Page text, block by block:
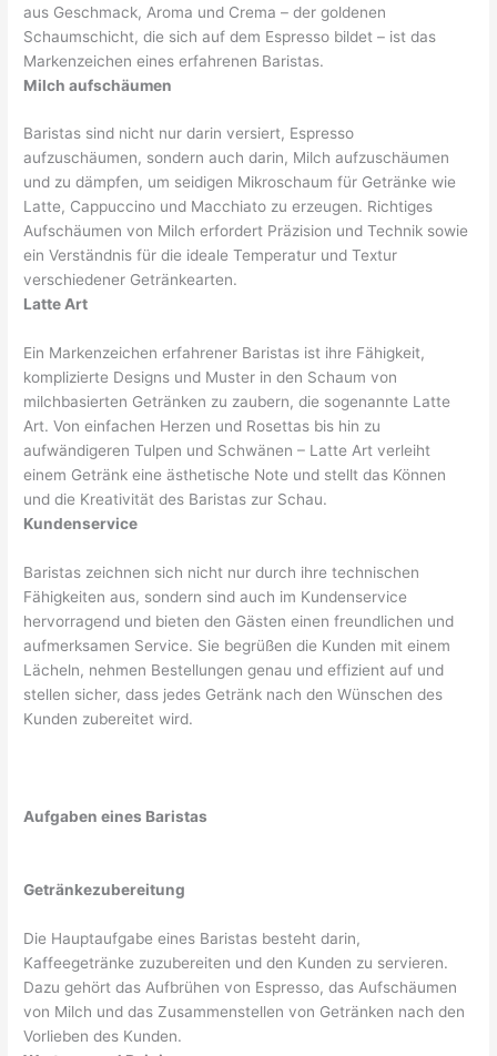
aus Geschmack, Aroma und Crema – der goldenen
Schaumschicht, die sich auf dem Espresso bildet – ist das
Markenzeichen eines erfahrenen Baristas.
Milch aufschäumen
Baristas sind nicht nur darin versiert, Espresso
aufzuschäumen, sondern auch darin, Milch aufzuschäumen
und zu dämpfen, um seidigen Mikroschaum für Getränke wie
Latte, Cappuccino und Macchiato zu erzeugen. Richtiges
Aufschäumen von Milch erfordert Präzision und Technik sowie
ein Verständnis für die ideale Temperatur und Textur
verschiedener Getränkearten.
Latte Art
Ein Markenzeichen erfahrener Baristas ist ihre Fähigkeit,
komplizierte Designs und Muster in den Schaum von
milchbasierten Getränken zu zaubern, die sogenannte Latte
Art. Von einfachen Herzen und Rosettas bis hin zu
aufwändigeren Tulpen und Schwänen – Latte Art verleiht
einem Getränk eine ästhetische Note und stellt das Können
und die Kreativität des Baristas zur Schau.
Kundenservice
Baristas zeichnen sich nicht nur durch ihre technischen
Fähigkeiten aus, sondern sind auch im Kundenservice
hervorragend und bieten den Gästen einen freundlichen und
aufmerksamen Service. Sie begrüßen die Kunden mit einem
Lächeln, nehmen Bestellungen genau und effizient auf und
stellen sicher, dass jedes Getränk nach den Wünschen des
Kunden zubereitet wird.
Aufgaben eines Baristas
Getränkezubereitung
Die Hauptaufgabe eines Baristas besteht darin,
Kaffeegetränke zuzubereiten und den Kunden zu servieren.
Dazu gehört das Aufbrühen von Espresso, das Aufschäumen
von Milch und das Zusammenstellen von Getränken nach den
Vorlieben des Kunden.